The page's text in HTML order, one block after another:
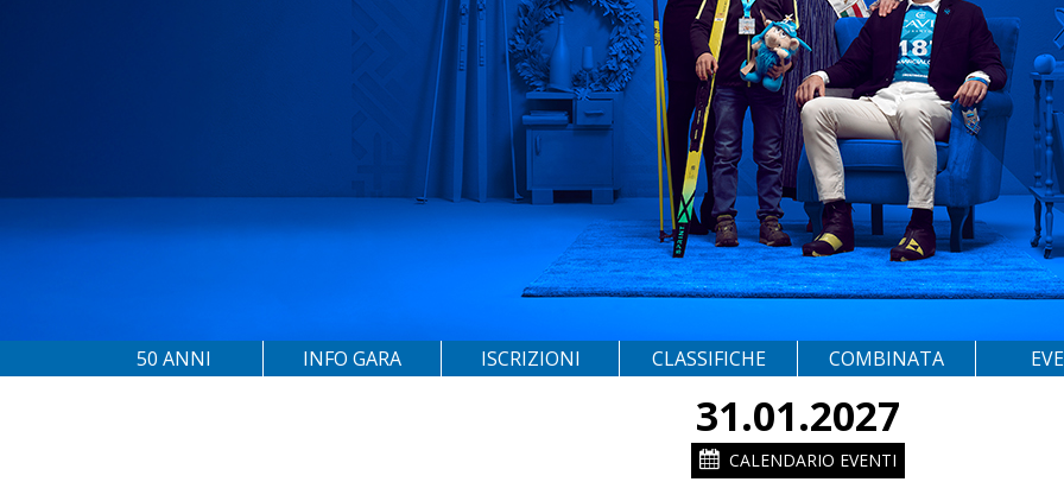
50 ANNI INFO GARA ISCRIZIONI CLASSIFICHE COMBINATA
31.01.2027
CALENDARIO EVENTI